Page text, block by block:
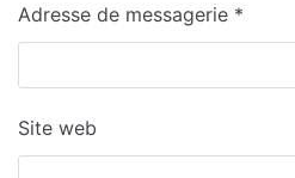
Adresse de messagerie *
Site web